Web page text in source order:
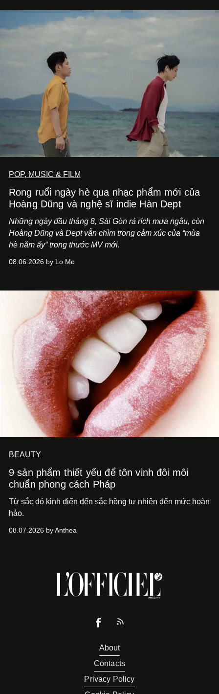
POP, MUSIC & FILM
Rong ruổi ngày hè qua nhạc phẩm mới của
Hoàng Dũng và nghệ sĩ indie Hàn Dept
Những ngày đầu tháng 8, Sài Gòn rả rích mưa ngâu, còn
Hoàng Dũng và Dept vẫn chìm trong cảm xúc của “mùa
hè năm ấy” trong thước MV mới.
08.06.2026 by Lo Mo
BEAUTY
9 sản phẩm thiết yếu để tôn vinh đôi môi
chuẩn phong cách Pháp
Từ sắc đỏ kinh điển đến sắc hồng tự nhiên đến mức hoàn
hảo.
08.07.2026 by Anthea
About
Contacts
Privacy Policy